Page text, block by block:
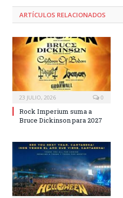
ARTÍCULOS RELACIONADOS
23 JULIO, 2026 0
Rock Imperium suma a
Bruce Dickinson para 2027